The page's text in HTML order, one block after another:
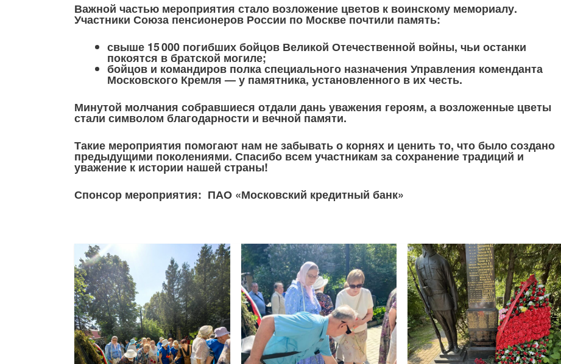
Важной частью мероприятия стало возложение цветов к воинскому мемориалу.
Участники Союза пенсионеров России по Москве почтили память:
свыше 15 000 погибших бойцов Великой Отечественной войны, чьи останки
покоятся в братской могиле;
бойцов и командиров полка специального назначения Управления коменданта
Московского Кремля — у памятника, установленного в их честь.
Минутой молчания собравшиеся отдали дань уважения героям, а возложенные цветы
стали символом благодарности и вечной памяти.
Такие мероприятия помогают нам не забывать о корнях и ценить то, что было создано
предыдущими поколениями. Спасибо всем участникам за сохранение традиций и
уважение к истории нашей страны!
Спонсор мероприятия: ПАО «Московский кредитный банк»